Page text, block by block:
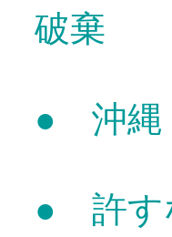
破棄
● 沖縄
● 許す